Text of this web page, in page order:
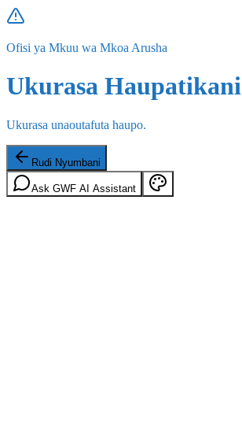
Ofisi ya Mkuu wa Mkoa Arusha
Ukurasa Haupatikani
Ukurasa unaoutafuta haupo.
Rudi Nyumbani
Ask GWF AI Assistant